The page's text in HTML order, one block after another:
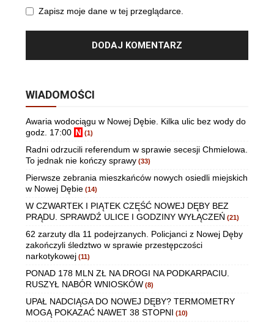
Zapisz moje dane w tej przeglądarce.
WIADOMOŚCI
Awaria wodociągu w Nowej Dębie. Kilka ulic bez wody do
godz. 17:00 N (1)
Radni odrzucili referendum w sprawie secesji Chmielowa.
To jednak nie kończy sprawy (33)
Pierwsze zebrania mieszkańców nowych osiedli miejskich
w Nowej Dębie (14)
W CZWARTEK I PIĄTEK CZĘŚĆ NOWEJ DĘBY BEZ
PRĄDU. SPRAWDŹ ULICE I GODZINY WYŁĄCZEŃ (21)
62 zarzuty dla 11 podejrzanych. Policjanci z Nowej Dęby
zakończyli śledztwo w sprawie przestępczości
narkotykowej (11)
PONAD 178 MLN ZŁ NA DROGI NA PODKARPACIU.
RUSZYŁ NABÓR WNIOSKÓW (8)
UPAŁ NADCIĄGA DO NOWEJ DĘBY? TERMOMETRY
MOGĄ POKAZAĆ NAWET 38 STOPNI (10)